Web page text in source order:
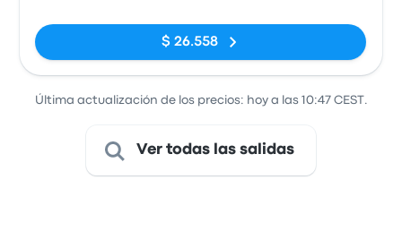
$ 26.558
Última actualización de los precios: hoy a las 10:47 CEST.
Ver todas las salidas